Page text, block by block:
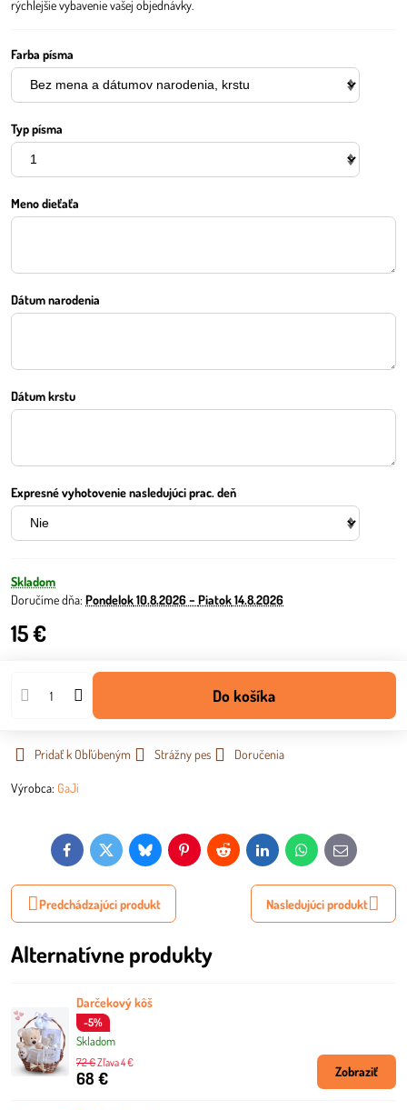
rýchlejšie vybavenie vašej objednávky.
Farba písma
Typ písma
Meno dieťaťa
Dátum narodenia
Dátum krstu
Expresné vyhotovenie nasledujúci prac. deň
Skladom
Doručíme dňa: Pondelok10.8.2026 − Piatok14.8.2026
15 €
Do košíka
Pridať k Obľúbeným Strážny pes Doručenia
Výrobca: GaJi
FacebookTwitter BlueskyPinterestReddit LinkedInWhatsApp
E-
mail
Predchádzajúci produkt Nasledujúci produkt
Alternatívne produkty
Darčekový kôš
-5%
Skladom
68 €
72 €Zľava 4 €
Zobraziť